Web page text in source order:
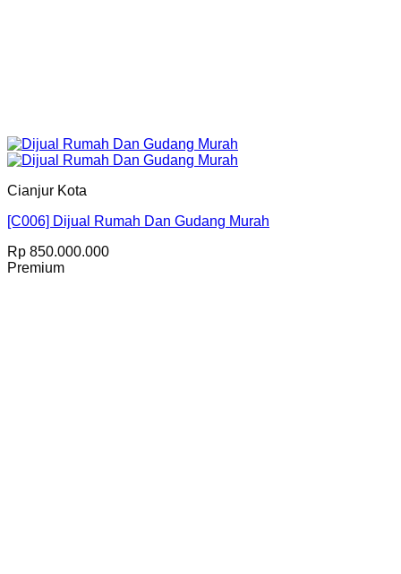
Cianjur Kota
[C006] Dijual Rumah Dan Gudang Murah
Rp 850.000.000
Premium